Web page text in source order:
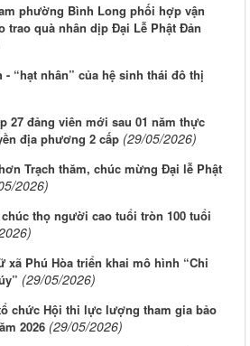
phường Bình Long phối hợp vận
trao quà nhân dịp Đại Lễ Phật Đản
“hạt nhân” của hệ sinh thái đô thị
27 đảng viên mới sau 01 năm thực
địa phương 2 cấp (29/05/2026)
Trạch thăm, chúc mừng Đại lễ Phật
2026)
thọ người cao tuổi tròn 100 tuổi
xã Phú Hòa triển khai mô hình “Chi
(29/05/2026)
chức Hội thi lực lượng tham gia bảo
2026 (29/05/2026)